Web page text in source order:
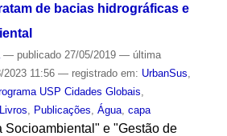
de bacias hidrográficas e
— publicado27/05/2019 — última
11:56 — registrado em: UrbanSus
USP Cidades Globais
Livros Publicações Água, capa
Socioambiental" e "Gestão de